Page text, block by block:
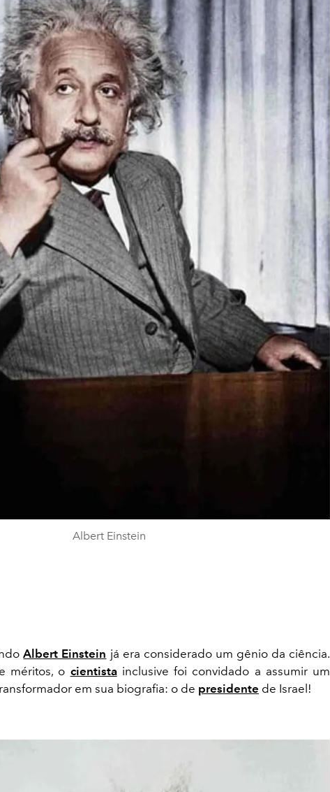
Albert Einstein
Albert Einstein já era considerado um gênio da ciência.
méritos, o cientistainclusive foi convidado a assumir um
em sua biografia: o de presidente de Israel!